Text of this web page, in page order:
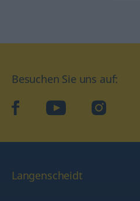
Besuchen Sie uns auf:
facebookYouTube Instagram
Langenscheidt